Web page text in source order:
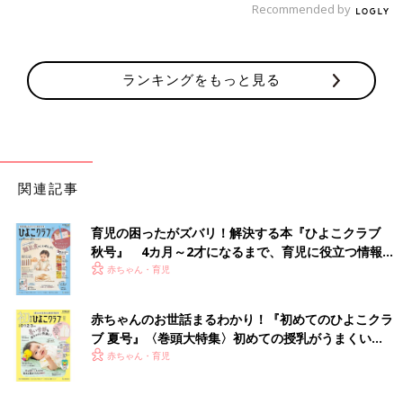
Recommended by
ランキングをもっと見る
関連記事
育児の困ったがズバリ！解決する本『ひよこクラブ
秋号』 4カ月～2才になるまで、育児に役立つ情報が
いっぱい！
赤ちゃん・育児
赤ちゃんのお世話まるわかり！『初めてのひよこクラ
ブ 夏号』〈巻頭大特集〉初めての授乳がうまくい
く！ おっぱい・ミルクの基本と夏のトラブル 解決テ
赤ちゃん・育児